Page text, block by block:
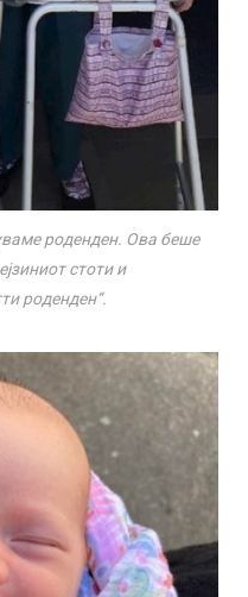
роденден. Ова беше
стоти и
роденден“.